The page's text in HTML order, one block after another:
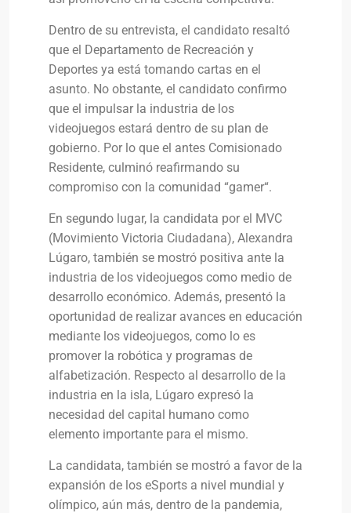
Dentro de su entrevista, el candidato resaltó
que el Departamento de Recreación y
Deportes ya está tomando cartas en el
asunto. No obstante, el candidato confirmo
que el impulsar la industria de los
videojuegos estará dentro de su plan de
gobierno. Por lo que el antes Comisionado
Residente, culminó reafirmando su
compromiso con la comunidad “gamer“.
En segundo lugar, la candidata por el MVC
(Movimiento Victoria Ciudadana), Alexandra
Lúgaro, también se mostró positiva ante la
industria de los videojuegos como medio de
desarrollo económico. Además, presentó la
oportunidad de realizar avances en educación
mediante los videojuegos, como lo es
promover la robótica y programas de
alfabetización. Respecto al desarrollo de la
industria en la isla, Lúgaro expresó la
necesidad del capital humano como
elemento importante para el mismo.
La candidata, también se mostró a favor de la
expansión de los eSports a nivel mundial y
olímpico, aún más, dentro de la pandemia,